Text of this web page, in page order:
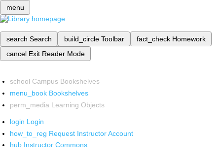
menu
search Search build_circle Toolbar fact_check Homework
cancel Exit Reader Mode
school Campus Bookshelves
menu_book Bookshelves
perm_media Learning Objects
login Login
how_to_reg Request Instructor Account
hub Instructor Commons